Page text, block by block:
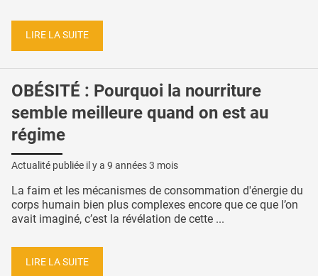
LIRE LA SUITE
OBÉSITÉ : Pourquoi la nourriture
semble meilleure quand on est au
régime
Actualité publiée il y a 9 années 3 mois
La faim et les mécanismes de consommation d'énergie du
corps humain bien plus complexes encore que ce que l’on
avait imaginé, c’est la révélation de cette ...
LIRE LA SUITE